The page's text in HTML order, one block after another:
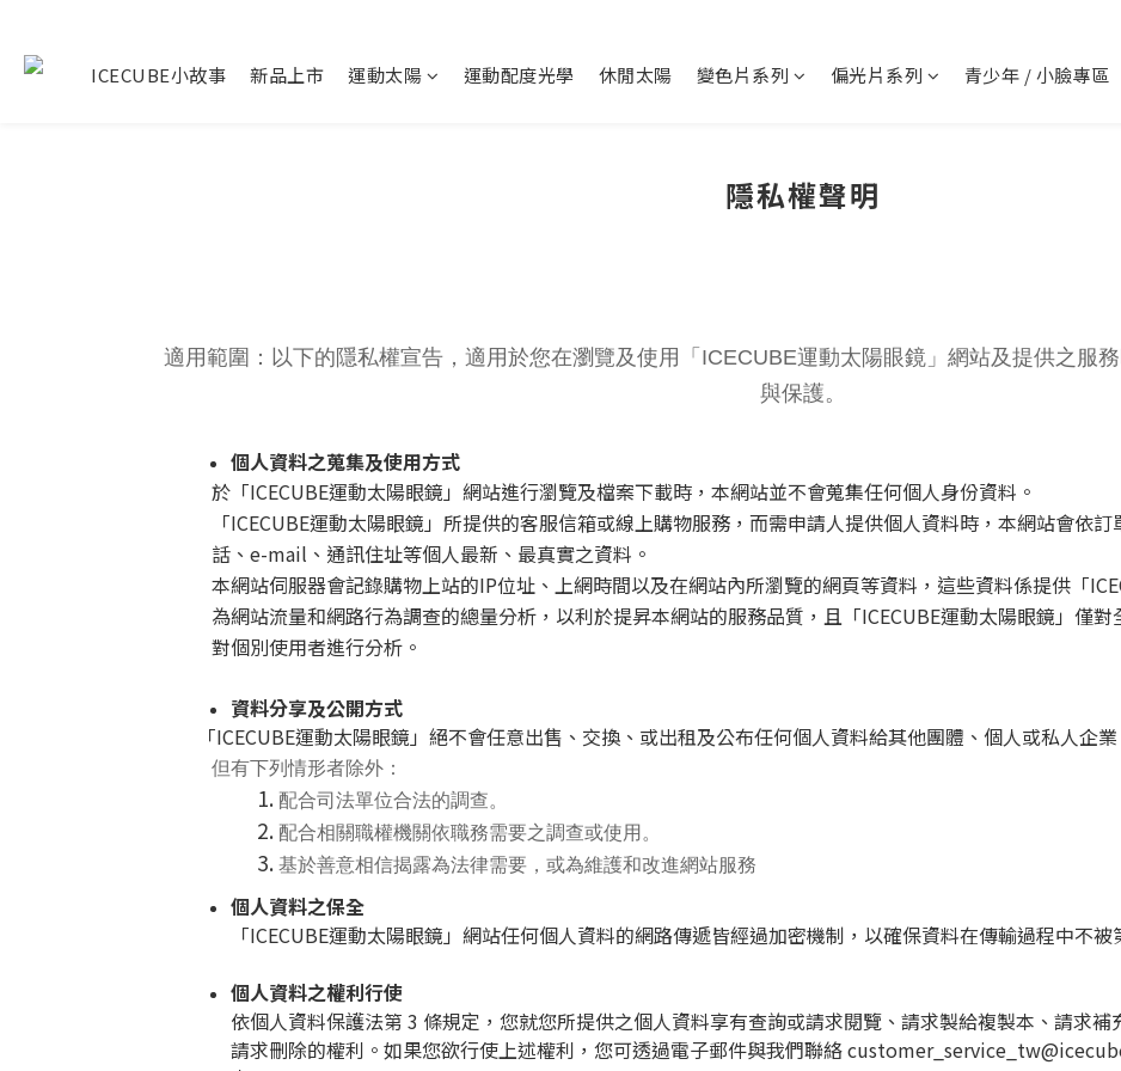
ICECUBE小故事 新品上市 運動太陽 運動配度光學 休閒太陽 變色片系列 偏光片系列 青少年 / 小臉專區
隱私權聲明
適用範圍：以下的隱私權宣告，適用於您在瀏覽及使用「ICECUBE運動太陽眼鏡」網站及提供之服
與保護。
個人資料之蒐集及使用方式
於「ICECUBE運動太陽眼鏡」網站進行瀏覽及檔案下載時，本網站並不會蒐集任何個人身份資料。
「ICECUBE運動太陽眼鏡」所提供的客服信箱或線上購物服務，而需申請人提供個人資料時，本網站會依
話、e-mail、通訊住址等個人最新、最真實之資料。
本網站伺服器會記錄購物上站的IP位址、上網時間以及在網站內所瀏覽的網頁等資料，這些資料係提供「
為網站流量和網路行為調查的總量分析，以利於提昇本網站的服務品質，且「ICECUBE運動太陽眼鏡」僅
對個別使用者進行分析。
資料分享及公開方式
「ICECUBE運動太陽眼鏡」絕不會任意出售、交換、或出租及公布任何個人資料給其他團體、個人或私人企業
但有下列情形者除外：
配合司法單位合法的調查。
配合相關職權機關依職務需要之調查或使用。
基於善意相信揭露為法律需要，或為維護和改進網站服務
個人資料之保全
「ICECUBE運動太陽眼鏡」網站任何個人資料的網路傳遞皆經過加密機制，以確保資料在傳輸過程中不被
個人資料之權利行使
依個人資料保護法第 3 條規定，您就您所提供之個人資料享有查詢或請求閱覽、請求製給複製本、請求補
請求刪除的權利。如果您欲行使上述權利，您可透過電子郵件與我們聯絡